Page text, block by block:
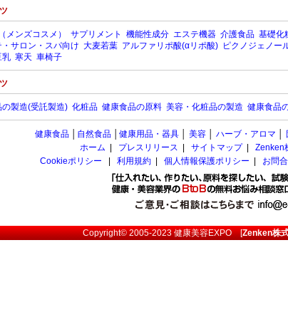
メンズコスメ） サプリメント 機能性成分 エステ機器 介護食品 基礎化
・サロン・スパ向け 大麦若葉 アルファリポ酸(αリポ酸) ピクノジェノー
乳 寒天 車椅子
の製造(受託製造) 化粧品 健康食品の原料 美容・化粧品の製造 健康食品
健康食品 自然食品 健康用品・器具 美容 ハーブ・アロマ
ホーム
プレスリリース サイトマップ| Zenken
Cookieポリシー
利用規約 個人情報保護ポリシー お問
Copyright© 2005-2023健康美容EXPO[Zenken株